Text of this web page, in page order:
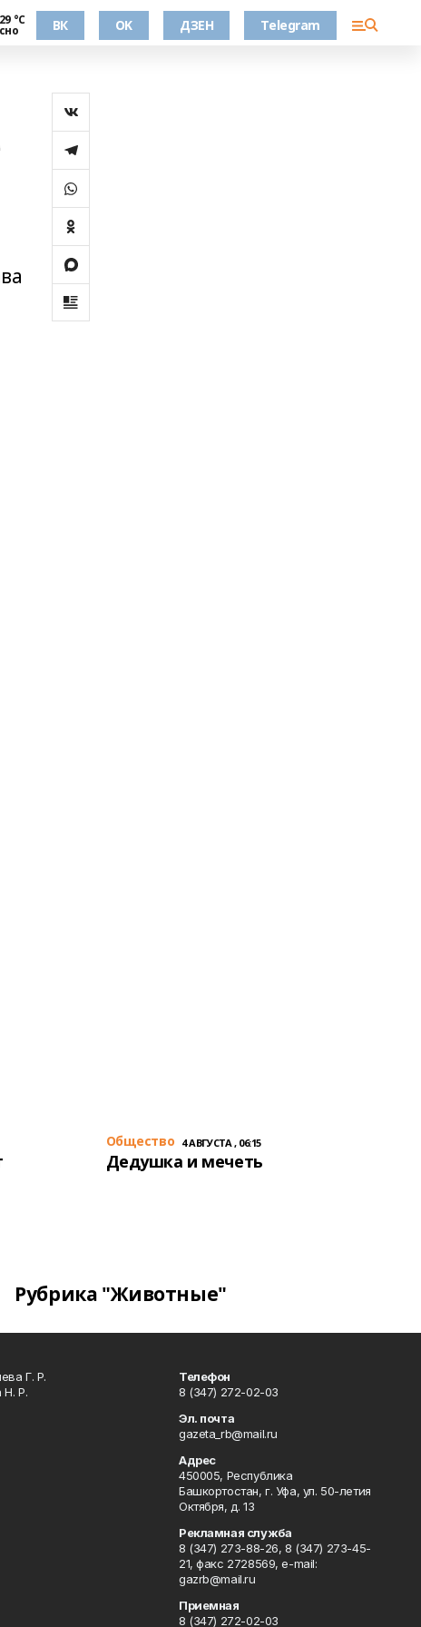
°С ВК OK ДЗЕН Telegram
Общество 4 АВГУСТА , 06:15
Дедушка и мечеть
Рубрика "Животные"
Г. Р.
Н. Р.
Телефон
8 (347) 272-02-03
Эл. почта
gazeta_rb@mail.ru
Адрес
450005, Республика
Башкортостан, г. Уфа, ул. 50-летия
Октября, д. 13
Рекламная служба
8 (347) 273-88-26, 8 (347) 273-45-
21, факс 2728569, e-mail:
gazrb@mail.ru
Приемная
8 (347) 272-02-03